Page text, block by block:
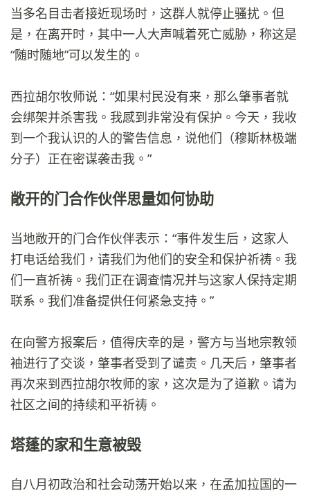
当多名目击者接近现场时，这群人就停止骚扰。但
是，在离开时，其中一人大声喊着死亡威胁，称这是
“随时随地”可以发生的。
西拉胡尔牧师说：“如果村民没有来，那么肇事者就
会绑架并杀害我。我感到非常没有保护。今天，我收
到一个我认识的人的警告信息，说他们（穆斯林极端
分子）正在密谋袭击我。”
敞开的门合作伙伴思量如何协助
当地敞开的门合作伙伴表示：“事件发生后，这家人
打电话给我们，请我们为他们的安全和保护祈祷。我
们一直祈祷。我们正在调查情况并与这家人保持定期
联系。我们准备提供任何紧急支持。”
在向警方报案后，值得庆幸的是，警方与当地宗教领
袖进行了交谈，肇事者受到了谴责。几天后，肇事者
再次来到西拉胡尔牧师的家，这次是为了道歉。请为
社区之间的持续和平祈祷。
塔蓬的家和生意被毁
自八月初政治和社会动荡开始以来，在孟加拉国的一